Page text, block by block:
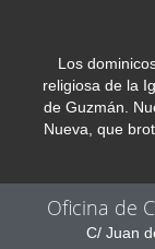
Los
religiosa de la
de Guzmán.
Nueva, que
Oficina de
C/ Juan